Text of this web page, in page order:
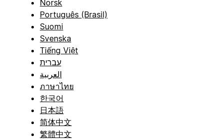
Norsk
Português (Brasil)
Suomi
Svenska
Tiếng Việt
עברית
العربية
ภาษาไทย
한국어
日本語
简体中文
繁體中文